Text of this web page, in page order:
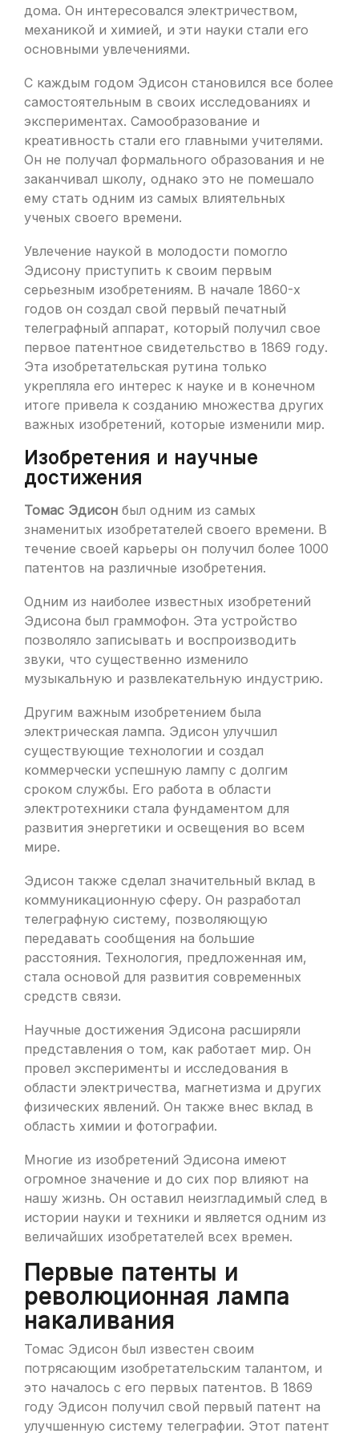
дома. Он интересовался электричеством,
механикой и химией, и эти науки стали его
основными увлечениями.
С каждым годом Эдисон становился все более
самостоятельным в своих исследованиях и
экспериментах. Самообразование и
креативность стали его главными учителями.
Он не получал формального образования и не
заканчивал школу, однако это не помешало
ему стать одним из самых влиятельных
ученых своего времени.
Увлечение наукой в молодости помогло
Эдисону приступить к своим первым
серьезным изобретениям. В начале 1860-х
годов он создал свой первый печатный
телеграфный аппарат, который получил свое
первое патентное свидетельство в 1869 году.
Эта изобретательская рутина только
укрепляла его интерес к науке и в конечном
итоге привела к созданию множества других
важных изобретений, которые изменили мир.
Изобретения и научные
достижения
Томас Эдисон был одним из самых
знаменитых изобретателей своего времени. В
течение своей карьеры он получил более 1000
патентов на различные изобретения.
Одним из наиболее известных изобретений
Эдисона был граммофон. Эта устройство
позволяло записывать и воспроизводить
звуки, что существенно изменило
музыкальную и развлекательную индустрию.
Другим важным изобретением была
электрическая лампа. Эдисон улучшил
существующие технологии и создал
коммерчески успешную лампу с долгим
сроком службы. Его работа в области
электротехники стала фундаментом для
развития энергетики и освещения во всем
мире.
Эдисон также сделал значительный вклад в
коммуникационную сферу. Он разработал
телеграфную систему, позволяющую
передавать сообщения на большие
расстояния. Технология, предложенная им,
стала основой для развития современных
средств связи.
Научные достижения Эдисона расширяли
представления о том, как работает мир. Он
провел эксперименты и исследования в
области электричества, магнетизма и других
физических явлений. Он также внес вклад в
область химии и фотографии.
Многие из изобретений Эдисона имеют
огромное значение и до сих пор влияют на
нашу жизнь. Он оставил неизгладимый след в
истории науки и техники и является одним из
величайших изобретателей всех времен.
Первые патенты и
революционная лампа
накаливания
Томас Эдисон был известен своим
потрясающим изобретательским талантом, и
это началось с его первых патентов. В 1869
году Эдисон получил свой первый патент на
улучшенную систему телеграфии. Этот патент